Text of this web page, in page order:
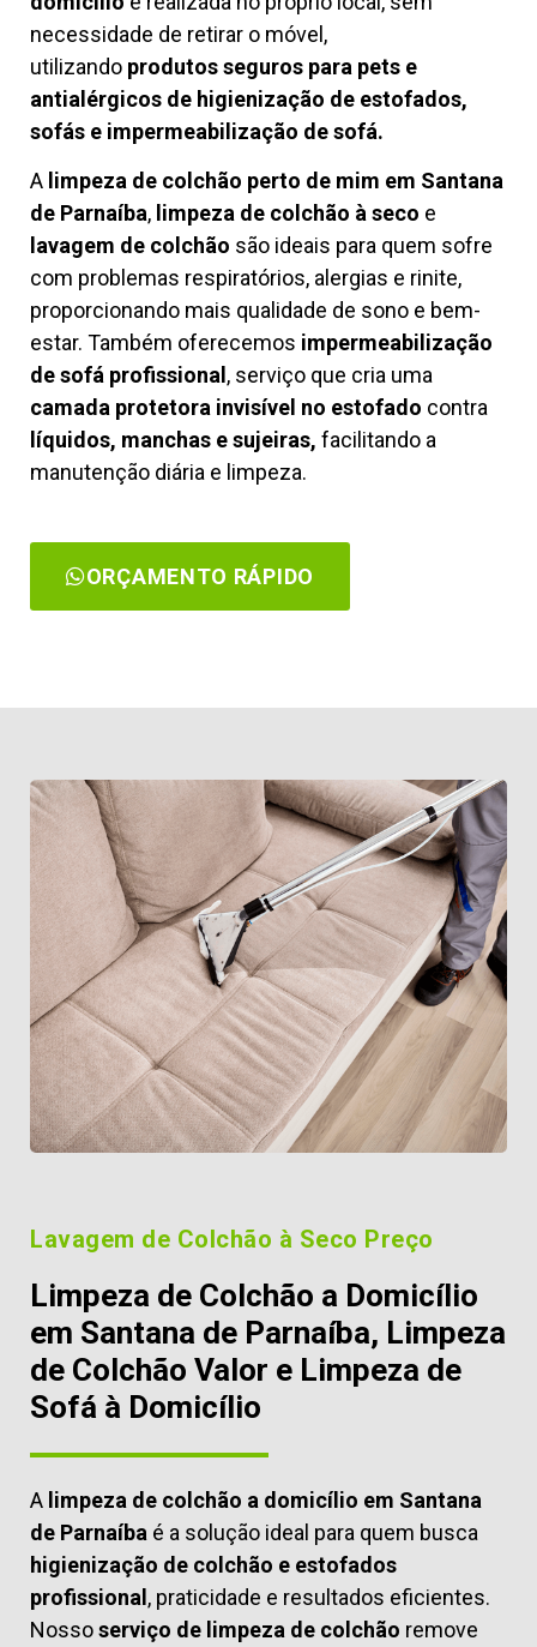
necessidade de retirar o móvel,
utilizando produtos seguros para pets e
antialérgicos de higienização de estofados,
sofás e impermeabilização de sofá.
A limpeza de colchão perto de mim em Santana
de Parnaíba, limpeza de colchão à seco e
lavagem de colchão são ideais para quem sofre
com problemas respiratórios, alergias e rinite,
proporcionando mais qualidade de sono e bem-
estar. Também oferecemos impermeabilização
de sofá profissional , serviço que cria uma
camada protetora invisível no estofado contra
líquidos, manchas e sujeiras, facilitando a
manutenção diária e limpeza.
ORÇAMENTO RÁPIDO
Lavagem de Colchão à Seco Preço
Limpeza de Colchão a Domicílio
em Santana de Parnaíba, Limpeza
de Colchão Valor e Limpeza de
Sofá à Domicílio
A limpeza de colchão a domicílio em Santana
de Parnaíba é a solução ideal para quem busca
higienização de colchão e estofados
profissional, praticidade e resultados eficientes.
Nossoserviço de limpeza de colchão remove